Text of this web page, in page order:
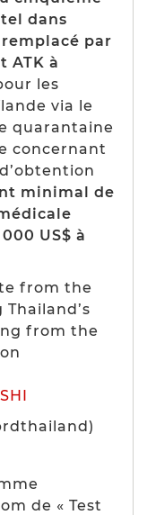
dans
par
ATK à
les
via le
quarantaine
concernant
minimal de
US$ à
from the
from the
de « Test